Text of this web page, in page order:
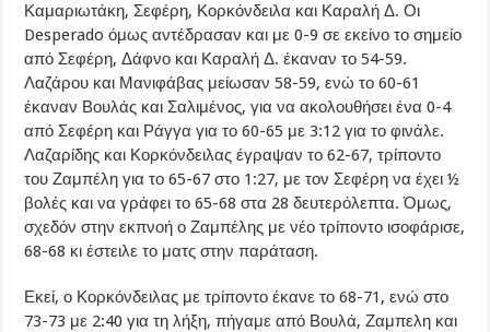
Καμαριωτάκη, Σεφέρη, Κορκόνδειλα και Καραλή Δ. Οι
Desperado όμως αντέδρασαν και με 0-9 σε εκείνο το σημείο
από Σεφέρη, Δάφνο και Καραλή Δ. έκαναν το 54-59.
Λαζάρου και Μανιφάβας μείωσαν 58-59, ενώ το 60-61
έκαναν Βουλάς και Σαλιμένος, για να ακολουθήσει ένα 0-4
από Σεφέρη και Ράγγα για το 60-65 με 3:12 για το φινάλε.
Λαζαρίδης και Κορκόνδειλας έγραψαν το 62-67, τρίποντο
του Ζαμπέλη για το 65-67 στο 1:27, με τον Σεφέρη να έχει ½
βολές και να γράφει το 65-68 στα 28 δευτερόλεπτα. Όμως,
σχεδόν στην εκπνοή ο Ζαμπέλης με νέο τρίποντο ισοφάρισε,
68-68 κι έστειλε το ματς στην παράταση.
Εκεί, ο Κορκόνδειλας με τρίποντο έκανε το 68-71, ενώ στο
73-73 με 2:40 για τη λήξη, πήγαμε από Βουλά, Ζαμπελη και